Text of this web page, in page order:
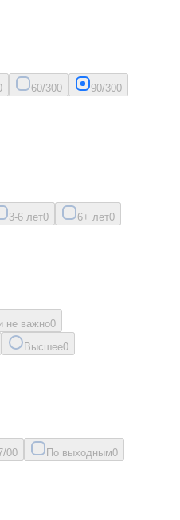
60/300 90/300
3-6 лет0 6+ лет0
не важно0
Высшее0
00 По выходным0